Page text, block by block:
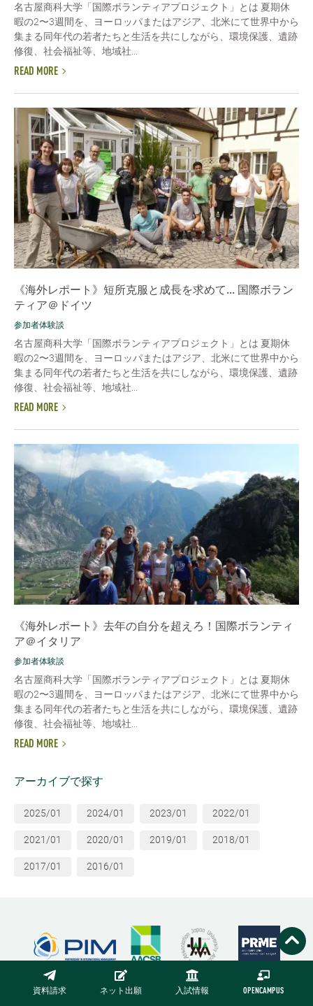
資料請求 ネット出願 入試情報 OPENCAMPUS
名古屋商科大学「国際ボランティアプロジェクト」とは 夏期休
暇の2〜3週間を、ヨーロッパまたはアジア、北米にて世界中から
集まる同年代の若者たちと生活を共にしながら、環境保護、遺跡
修復、社会福祉等、地域社...
READ MORE
《海外レポート》短所克服と成長を求めて... 国際ボラン
ティア＠ドイツ
参加者体験談
名古屋商科大学「国際ボランティアプロジェクト」とは 夏期休
暇の2〜3週間を、ヨーロッパまたはアジア、北米にて世界中から
集まる同年代の若者たちと生活を共にしながら、環境保護、遺跡
修復、社会福祉等、地域社...
READ MORE
《海外レポート》去年の自分を超えろ！国際ボランティ
ア＠イタリア
参加者体験談
名古屋商科大学「国際ボランティアプロジェクト」とは 夏期休
暇の2〜3週間を、ヨーロッパまたはアジア、北米にて世界中から
集まる同年代の若者たちと生活を共にしながら、環境保護、遺跡
修復、社会福祉等、地域社...
READ MORE
アーカイブで探す
2025/01 2024/01 2023/01 2022/01
2021/01 2020/01 2019/01 2018/01
2017/01 2016/01